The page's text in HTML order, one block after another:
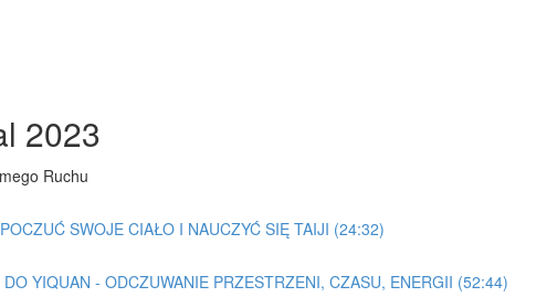
2023
Ruchu
SWOJE CIAŁO I NAUCZYĆ SIĘ TAIJI (24:32)
YIQUAN - ODCZUWANIE PRZESTRZENI, CZASU, ENERGII (52:44)